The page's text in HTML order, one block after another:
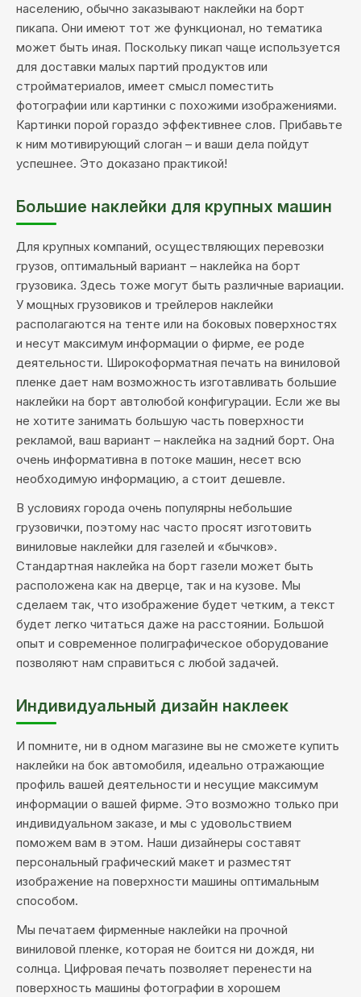
населению, обычно заказывают наклейки на борт
пикапа. Они имеют тот же функционал, но тематика
может быть иная. Поскольку пикап чаще используется
для доставки малых партий продуктов или
стройматериалов, имеет смысл поместить
фотографии или картинки с похожими изображениями.
Картинки порой гораздо эффективнее слов. Прибавьте
к ним мотивирующий слоган – и ваши дела пойдут
успешнее. Это доказано практикой!
Большие наклейки для крупных машин
Для крупных компаний, осуществляющих перевозки
грузов, оптимальный вариант – наклейка на борт
грузовика. Здесь тоже могут быть различные вариации.
У мощных грузовиков и трейлеров наклейки
располагаются на тенте или на боковых поверхностях
и несут максимум информации о фирме, ее роде
деятельности. Широкоформатная печать на виниловой
пленке дает нам возможность изготавливать большие
наклейки на борт автолюбой конфигурации. Если же вы
не хотите занимать большую часть поверхности
рекламой, ваш вариант – наклейка на задний борт. Она
очень информативна в потоке машин, несет всю
необходимую информацию, а стоит дешевле.
В условиях города очень популярны небольшие
грузовички, поэтому нас часто просят изготовить
виниловые наклейки для газелей и «бычков».
Стандартная наклейка на борт газели может быть
расположена как на дверце, так и на кузове. Мы
сделаем так, что изображение будет четким, а текст
будет легко читаться даже на расстоянии. Большой
опыт и современное полиграфическое оборудование
позволяют нам справиться с любой задачей.
Индивидуальный дизайн наклеек
И помните, ни в одном магазине вы не сможете купить
наклейки на бок автомобиля, идеально отражающие
профиль вашей деятельности и несущие максимум
информации о вашей фирме. Это возможно только при
индивидуальном заказе, и мы с удовольствием
поможем вам в этом. Наши дизайнеры составят
персональный графический макет и разместят
изображение на поверхности машины оптимальным
способом.
Мы печатаем фирменные наклейки на прочной
виниловой пленке, которая не боится ни дождя, ни
солнца. Цифровая печать позволяет перенести на
поверхность машины фотографии в хорошем